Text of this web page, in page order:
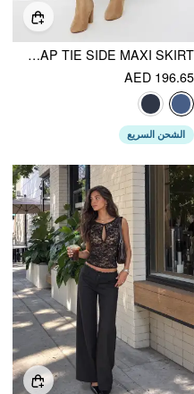
CIDER DENIM MID RISE WRAP TIE SIDE MAXI SKIRT
AED 196.65
الشحن السريع